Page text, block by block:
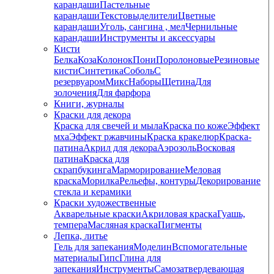
карандашиПастельные
карандашиТекстовыделителиЦветные
карандашиУголь, сангина , мелЧернильные
карандашиИнструменты и аксессуары
Кисти
БелкаКозаКолонокПониПоролоновыеРезиновые
кистиСинтетикаСобольС
резервуаромМиксНаборыЩетинаДля
золоченияДля фарфора
Книги, журналы
Краски для декора
Краска для свечей и мылаКраска по кожеЭффект
мхаЭффект ржавчиныКраска кракелюрКраска-
патинаАкрил для декораАэрозольВосковая
патинаКраска для
скрапбукингаМарморированиеМеловая
краскаМорилкаРельефы, контурыДекорирование
стекла и керамики
Краски художественные
Акварельные краскиАкриловая краскаГуашь,
темпераМасляная краскаПигменты
Лепка, литье
Гель для запеканияМоделинВспомогательные
материалыГипсГлина для
запеканияИнструментыСамозатвердевающая